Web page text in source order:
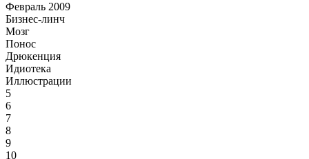
Февраль 2009
Бизнес-линч
Мозг
Понос
Дрюкенция
Идиотека
Иллюстрации
5
6
7
8
9
10